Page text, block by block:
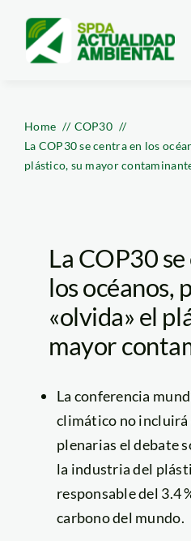
content
Home
COP30
La COP30 se centra en los
plástico, su mayor
La COP30
los océanos,
«olvida» el
mayor
La conferencia
climático no incluirá
plenarias el debate
la industria del
responsable del 3.4
carbono del mundo.